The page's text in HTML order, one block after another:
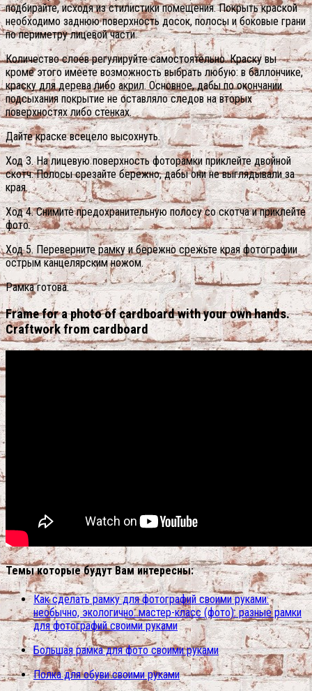
подбирайте, исходя из стилистики помещения. Покрыть краской
необходимо заднюю поверхность досок, полосы и боковые грани
по периметру лицевой части.
Количество слоев регулируйте самостоятельно. Краску вы
кроме этого имеете возможность выбрать любую: в баллончике,
краску для дерева либо акрил. Основное, дабы по окончании
подсыхания покрытие не оставляло следов на вторых
поверхностях либо стенках.
Дайте краске всецело высохнуть.
Ход 3. На лицевую поверхность фоторамки приклейте двойной
скотч. Полосы срезайте бережно, дабы они не выглядывали за
края.
Ход 4. Снимите предохранительную полосу со скотча и приклейте
фото.
Ход 5. Переверните рамку и бережно срежьте края фотографии
острым канцелярским ножом.
Рамка готова.
Frame for a photo of cardboard with your own hands.
Craftwork from cardboard
Темы которые будут Вам интересны:
Как сделать рамку для фотографий своими руками:
необычно, экологично. мастер-класс (фото): разные рамки
для фотографий своими руками
Большая рамка для фото своими руками
Полка для обуви своими руками